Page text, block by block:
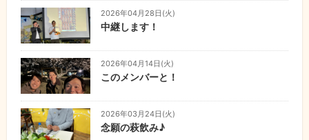
2026年04月28日(火)
中継します！
2026年04月14日(火)
このメンバーと！
2026年03月24日(火)
念願の萩飲み♪